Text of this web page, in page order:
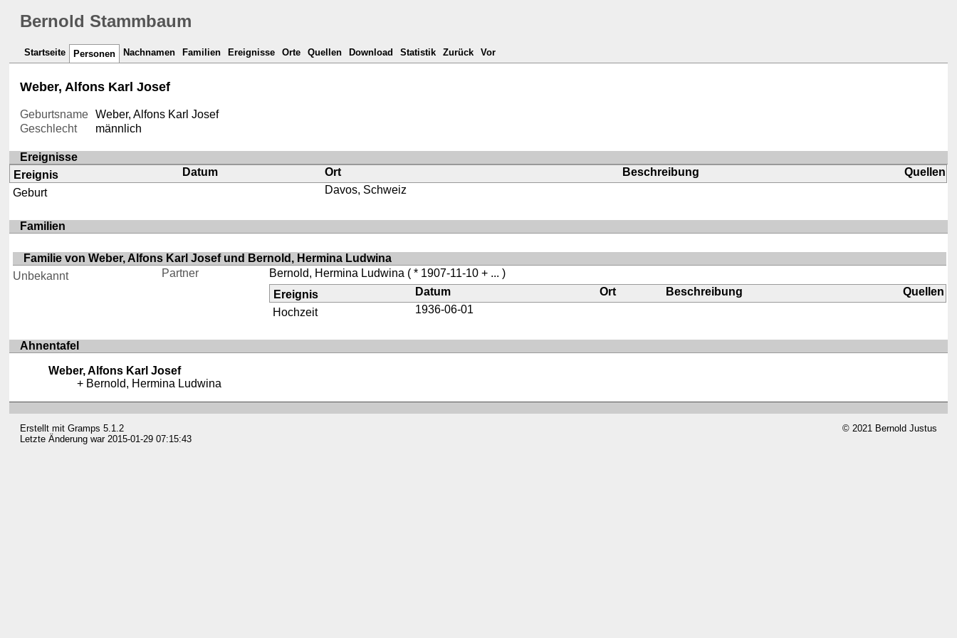
Bernold Stammbaum
Startseite Personen Nachnamen Familien Ereignisse Orte Quellen Download Statistik Zurück Vor
Weber, Alfons Karl Josef
Geburtsname Weber, Alfons Karl Josef
Geschlecht
männlich
Ereignisse
Ereignis
Datum Ort Beschreibung
Quellen
Geburt
Davos, Schweiz
Familien
Familie von Weber, Alfons Karl Josef und Bernold, Hermina Ludwina
Unbekannt
Partner Bernold, Hermina Ludwina ( * 1907-11-10 + ... )
Ereignis
Datum Ort Beschreibung
Quellen
Hochzeit
1936-06-01
Ahnentafel
Weber, Alfons Karl Josef
Bernold, Hermina Ludwina
Erstellt mitGramps 5.1.2
Letzte Änderung war 2015-01-29 07:15:43
© 2021 Bernold Justus